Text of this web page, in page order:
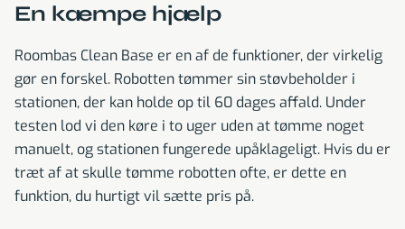
En kæmpe hjælp
Roombas Clean Base er en af de funktioner, der virkelig
gør en forskel. Robotten tømmer sin støvbeholder i
stationen, der kan holde op til 60 dages affald. Under
testen lod vi den køre i to uger uden at tømme noget
manuelt, og stationen fungerede upåklageligt. Hvis du er
træt af at skulle tømme robotten ofte, er dette en
funktion, du hurtigt vil sætte pris på.